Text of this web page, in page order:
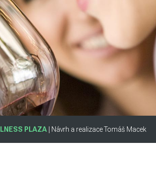
PLAZA| Návrh a realizace Tomáš Macek